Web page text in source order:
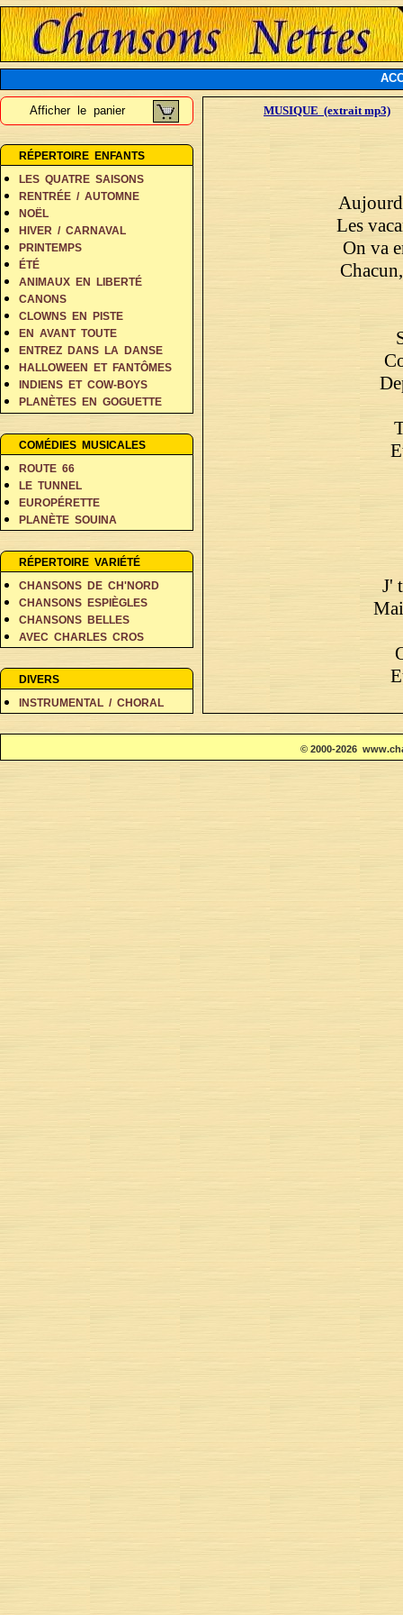
Afficher le panier
RÉPERTOIRE ENFANTS
LES QUATRE SAISONS
RENTRÉE / AUTOMNE
NOËL
HIVER / CARNAVAL
PRINTEMPS
ÉTÉ
ANIMAUX EN LIBERTÉ
CANONS
CLOWNS EN PISTE
EN AVANT TOUTE
ENTREZ DANS LA DANSE
HALLOWEEN ET FANTÔMES
INDIENS ET COW-BOYS
PLANÈTES EN GOGUETTE
RÊVES ET FANTAISIE
COMÉDIES MUSICALES
ROUTE 66
LE TUNNEL
EUROPÉRETTE
PLANÈTE SOUINA
RÉPERTOIRE VARIÉTÉ
CHANSONS DE CH'NORD
CHANSONS ESPIÈGLES
CHANSONS BELLES
AVEC CHARLES CROS
COIN DES POÈTES E-L
COIN DES POÈTES M-V
DIVERS
INSTRUMENTAL / CHORAL
MUSIQUE (extrait mp3)
Les
On va
J'
© 2000-2026